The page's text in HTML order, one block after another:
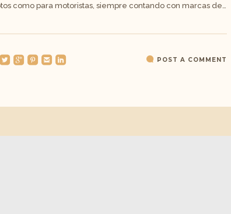
como para motoristas, siempre contando con marcas de…
roundedtwitterbird roundedgoogleplus roundedpinterest roundedemail roundedlinkedin POST A COMMENT